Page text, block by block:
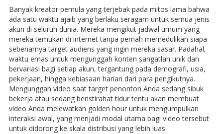
Banyak kreator pemula yang terjebak pada mitos lama bahwa
ada satu waktu ajaib yang berlaku seragam untuk semua jenis
akun di seluruh dunia. Mereka mengikut jadwal umum yang
mereka temukan di internet tanpa pernah memedulikan siapa
sebenarnya target audiens yang ingin mereka sasar. Padahal,
waktu emas untuk mengunggah konten sangatlah unik dan
bervariasi bagi setiap akun, tergantung pada demografi, usia,
pekerjaan, hingga kebiasaan harian dari para pengikutnya.
Mengunggah video saat target penonton Anda sedang sibuk
bekerja atau sedang beristirahat tidur tentu akan membuat
video Anda melewatkan golden hour untuk mengumpulkan
interaksi awal, yang menjadi modal utama bagi video tersebut
untuk didorong ke skala distribusi yang lebih luas.